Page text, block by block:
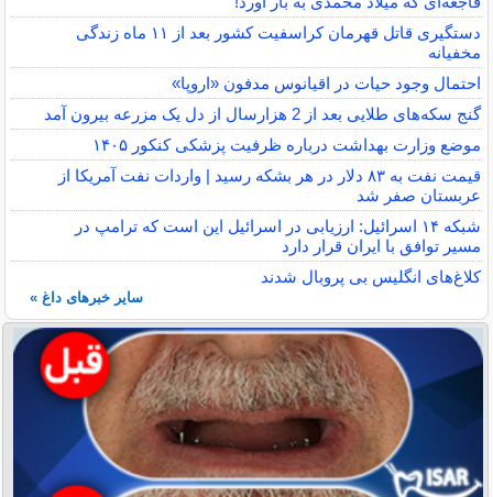
دستگیری قاتل قهرمان کراسفیت کشور بعد از ۱۱ ماه زندگی
مخفیانه
احتمال وجود حیات در اقیانوس مدفون «اروپا»
گنج سکه‌های طلایی بعد از 2 هزارسال از دل یک مزرعه بیرون آمد
موضع وزارت بهداشت درباره ظرفیت پزشکی کنکور ۱۴۰۵
قیمت نفت به ۸۳ دلار در هر بشکه رسید | واردات نفت آمریکا از
عربستان صفر شد
شبکه ۱۴ اسرائیل: ارزیابی در اسرائیل این است که ترامپ در
مسیر توافق با ایران قرار دارد
کلاغ‌های انگلیس بی پروبال شدند
سایر خبرهای داغ »